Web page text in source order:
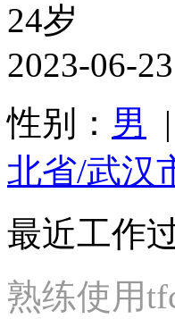
24岁
2023-06-23
性别： 男
北省/武汉
最近工作
熟练使用